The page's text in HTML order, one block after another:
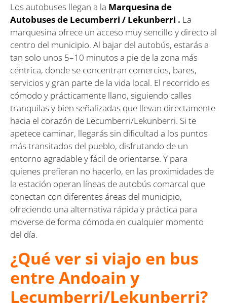
Los autobuses llegan a la Marquesina de
Autobuses de Lecumberri / Lekunberri . La
marquesina ofrece un acceso muy sencillo y directo al
centro del municipio. Al bajar del autobús, estarás a
tan solo unos 5–10 minutos a pie de la zona más
céntrica, donde se concentran comercios, bares,
servicios y gran parte de la vida local. El recorrido es
cómodo y prácticamente llano, siguiendo calles
tranquilas y bien señalizadas que llevan directamente
hacia el corazón de Lecumberri/Lekunberri. Si te
apetece caminar, llegarás sin dificultad a los puntos
más transitados del pueblo, disfrutando de un
entorno agradable y fácil de orientarse. Y para
quienes prefieran no hacerlo, en las proximidades de
la estación operan líneas de autobús comarcal que
conectan con diferentes áreas del municipio,
ofreciendo una alternativa rápida y práctica para
moverse de forma cómoda en cualquier momento
del día.
¿Qué ver si viajo en bus
entre Andoain y
Lecumberri/Lekunberri?